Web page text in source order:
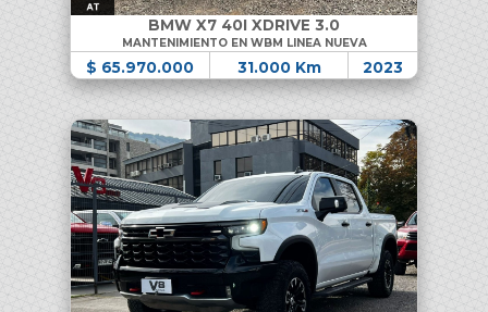
BMW X7 40I XDRIVE 3.0
MANTENIMIENTO EN WBM LINEA NUEVA
$ 65.970.000 31.000 Km 2023